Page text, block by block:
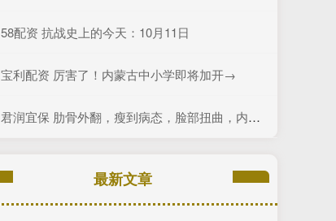
​58配资 抗战史上的今天：10月11日
​宝利配资 厉害了！内蒙古中小学即将加开→
​君润宜保 肋骨外翻，瘦到病态，脸部扭曲，内娱畸形审美什么时候是个头
最新文章